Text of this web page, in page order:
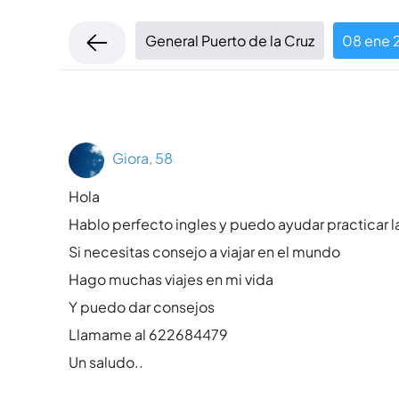
General Puerto de la Cruz 08 ene
Giora, 58
Hola
Hablo perfecto ingles y puedo ayudar practicar
Si necesitas consejo a viajar en el mundo
Hago muchas viajes en mi vida
Y puedo dar consejos
Llamame al 622684479
Un saludo..